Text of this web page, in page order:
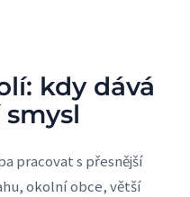
kdy dává
pracovat s přesnější
okolní obce, větší